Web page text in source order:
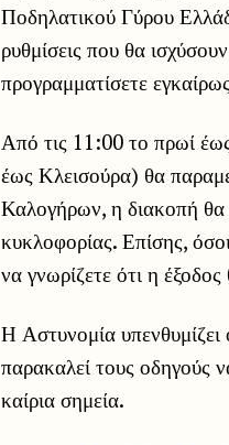
Ποδηλατικού Γύρου
ρυθμίσεις που θα
προγραμματίσετε
Από τις 11:00 το πρωί
έως Κλεισούρα) θα
Καλογήρων, η διακοπή θα
κυκλοφορίας. Επίσης,
να γνωρίζετε ότι η
Η Αστυνομία
παρακαλεί τους οδηγούς
καίρια σημεία.